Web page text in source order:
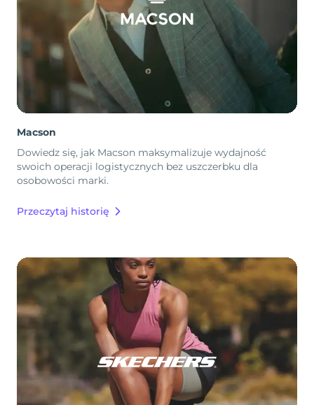
Macson
Dowiedz się, jak Macson maksymalizuje wydajność
swoich operacji logistycznych bez uszczerbku dla
osobowości marki.
Przeczytaj historię